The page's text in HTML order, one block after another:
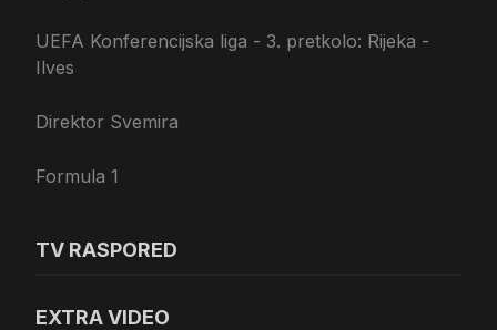
UEFA Konferencijska liga - 3. pretkolo: Rijeka -
Ilves
Direktor Svemira
Formula 1
TV RASPORED
EXTRA VIDEO